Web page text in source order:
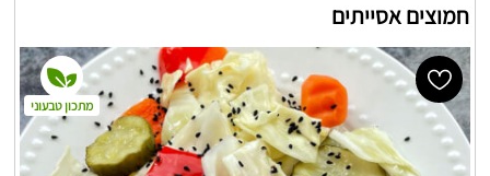
חמוצים אסייתים
מתכון טבעוני